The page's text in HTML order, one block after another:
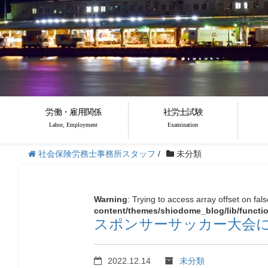
労働・雇用関係
Labor, Employment
社労士試験
Examination
社会保険労務士事務所スタッフ / 未分類
Warning: Trying to access array offset on
content/themes/shiodome_blog/lib/
スポンサーサッカー大会
2022.12.14 未分類